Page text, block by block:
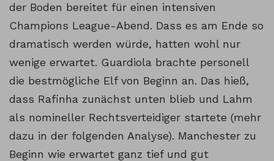
der Boden bereitet für einen intensiven
Champions League-Abend. Dass es am Ende so
dramatisch werden würde, hatten wohl nur
wenige erwartet. Guardiola brachte personell
die bestmögliche Elf von Beginn an. Das hieß,
dass Rafinha zunächst unten blieb und Lahm
als nomineller Rechtsverteidiger startete (mehr
dazu in der folgenden Analyse). Manchester zu
Beginn wie erwartet ganz tief und gut